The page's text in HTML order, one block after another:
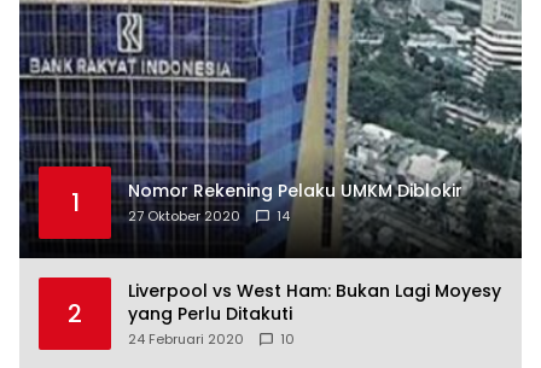
1 Nomor Rekening Pelaku UMKM Diblokir
27 Oktober 2020 14
2
Liverpool vs West Ham: Bukan Lagi Moyesy
yang Perlu Ditakuti
24 Februari 2020 10